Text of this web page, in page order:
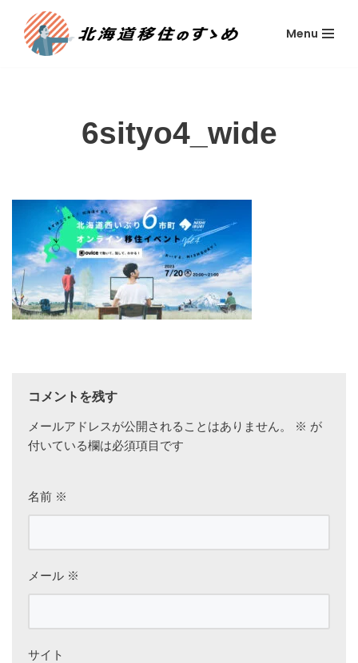
Menu
6sityo4_wide
コメントを残す
メールアドレスが公開されることはありません。 ※ が
付いている欄は必須項目です
名前 ※
メール ※
サイト